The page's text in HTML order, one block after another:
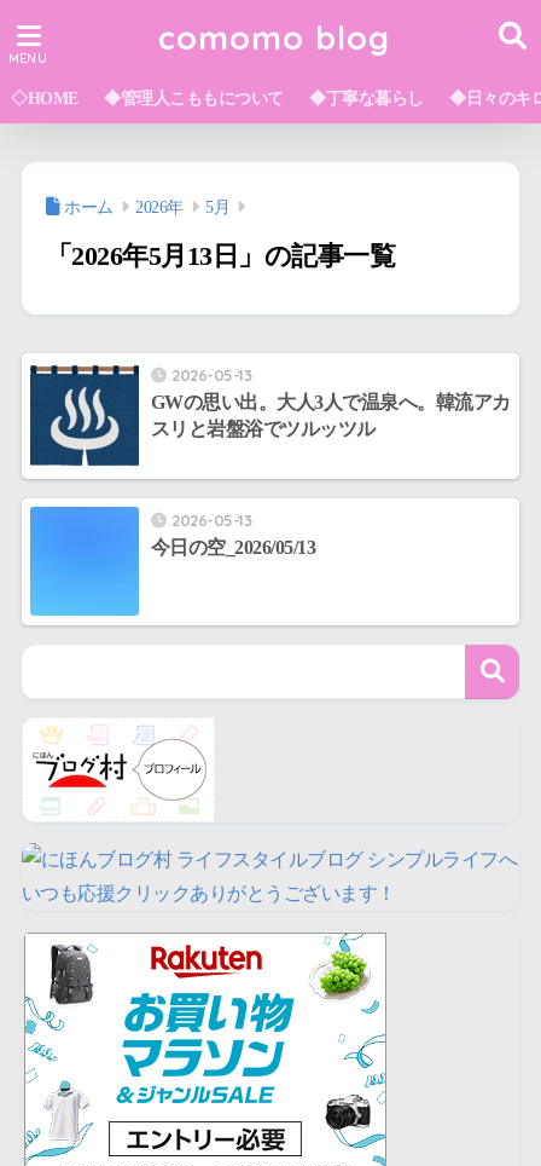
comomo blog
◇HOME ◆管理人こももについて ◆丁寧な暮らし ◆日々のキ
ホーム 2026年 5月
「2026年5月13日」の記事一覧
2026-05-13
GWの思い出。大人3人で温泉へ。韓流アカ
スリと岩盤浴でツルッツル
2026-05-13
今日の空_2026/05/13
いつも応援クリックありがとうございます！